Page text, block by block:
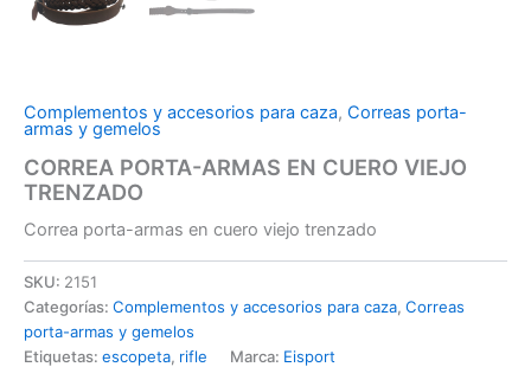
Complementos y accesorios para caza, Correas porta-
armas y gemelos
CORREA PORTA-ARMAS EN CUERO VIEJO
TRENZADO
Correa porta-armas en cuero viejo trenzado
SKU: 2151
Categorías: Complementos y accesorios para caza, Correas
porta-armas y gemelos
Etiquetas: escopeta, rifle Marca: Eisport